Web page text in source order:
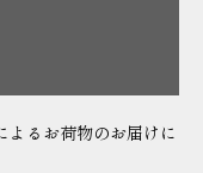
よるお荷物のお届けに